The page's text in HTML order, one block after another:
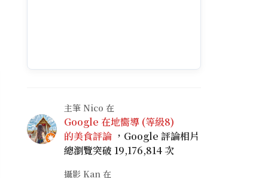
主筆 Nico 在
Google 在地嚮導 (等級8)
的美食評論 ，Google 評論相片
總瀏覽突破 19,176,814 次
攝影 Kan 在